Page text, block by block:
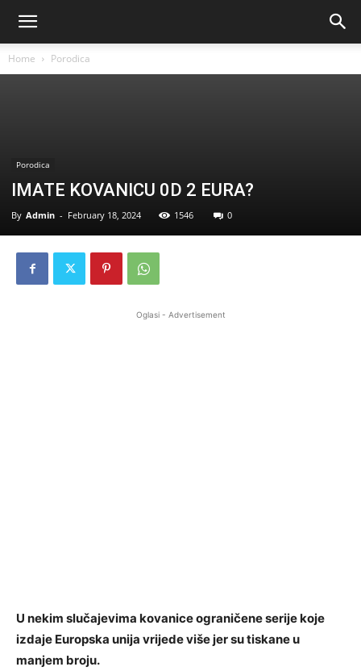
Home Porodica
Porodica
IMATE KOVANICU 0D 2 EURA?
By Admin - February 18, 2024 1546 0
Oglasi - Advertisement
U nekim slučajevima kovanice ograničene serije koje
izdaje Europska unija vrijede više jer su tiskane u
manjem broju.